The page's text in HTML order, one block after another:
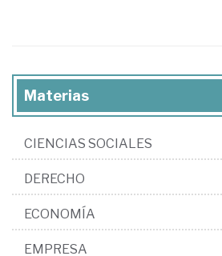
Materias
CIENCIAS SOCIALES
DERECHO
ECONOMÍA
EMPRESA